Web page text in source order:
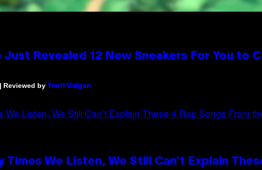
Just Revealed 12 New Sneakers For You to
| Reviewed by Ysolt Usigan
We Listen, We Still Can’t Explain